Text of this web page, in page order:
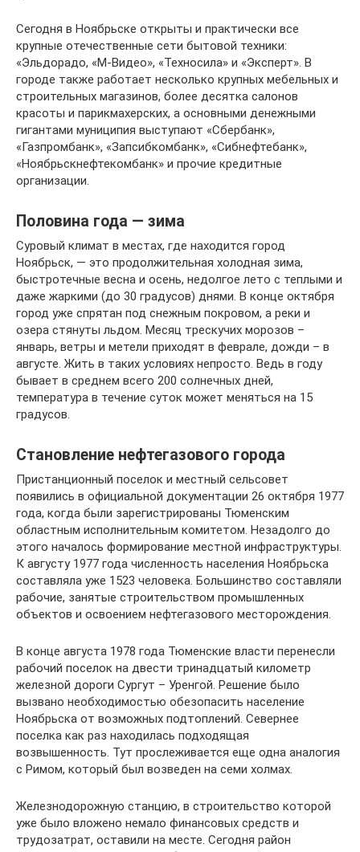
Сегодня в Ноябрьске открыты и практически все
крупные отечественные сети бытовой техники:
«Эльдорадо, «М-Видео», «Техносила» и «Эксперт». В
городе также работает несколько крупных мебельных и
строительных магазинов, более десятка салонов
красоты и парикмахерских, а основными денежными
гигантами муниципия выступают «Сбербанк»,
«Газпромбанк», «Запсибкомбанк», «Сибнефтебанк»,
«Ноябрьскнефтекомбанк» и прочие кредитные
организации.
Половина года — зима
Суровый климат в местах, где находится город
Ноябрьск, — это продолжительная холодная зима,
быстротечные весна и осень, недолгое лето с теплыми и
даже жаркими (до 30 градусов) днями. В конце октября
город уже спрятан под снежным покровом, а реки и
озера стянуты льдом. Месяц трескучих морозов –
январь, ветры и метели приходят в феврале, дожди – в
августе. Жить в таких условиях непросто. Ведь в году
бывает в среднем всего 200 солнечных дней,
температура в течение суток может меняться на 15
градусов.
Становление нефтегазового города
Пристанционный поселок и местный сельсовет
появились в официальной документации 26 октября 1977
года, когда были зарегистрированы Тюменским
областным исполнительным комитетом. Незадолго до
этого началось формирование местной инфраструктуры.
К августу 1977 года численность населения Ноябрьска
составляла уже 1523 человека. Большинство составляли
рабочие, занятые строительством промышленных
объектов и освоением нефтегазового месторождения.
В конце августа 1978 года Тюменские власти перенесли
рабочий поселок на двести тринадцатый километр
железной дороги Сургут – Уренгой. Решение было
вызвано необходимостью обезопасить население
Ноябрьска от возможных подтоплений. Севернее
поселка как раз находилась подходящая
возвышенность. Тут прослеживается еще одна аналогия
с Римом, который был возведен на семи холмах.
Железнодорожную станцию, в строительство которой
уже было вложено немало финансовых средств и
трудозатрат, оставили на месте. Сегодня район